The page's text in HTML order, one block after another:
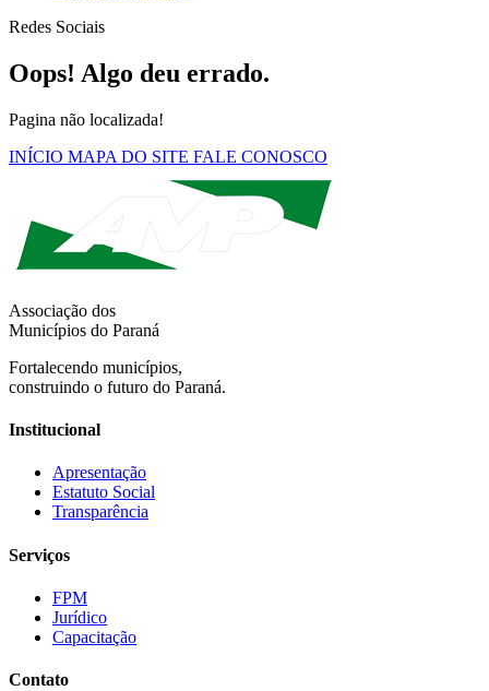
Redes Sociais
Oops! Algo deu errado.
Pagina não localizada!
INÍCIO MAPA DO SITE FALE CONOSCO
Associação dos
Municípios do Paraná
Fortalecendo municípios,
construindo o futuro do Paraná.
Institucional
Apresentação
Estatuto Social
Transparência
Serviços
FPM
Jurídico
Capacitação
Contato